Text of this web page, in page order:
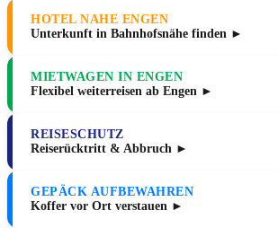
HOTEL NAHE ENGEN
Unterkunft in Bahnhofsnähe finden ►
MIETWAGEN IN ENGEN
Flexibel weiterreisen ab Engen ►
REISESCHUTZ
Reiserücktritt & Abbruch ►
GEPÄCK AUFBEWAHREN
Koffer vor Ort verstauen ►